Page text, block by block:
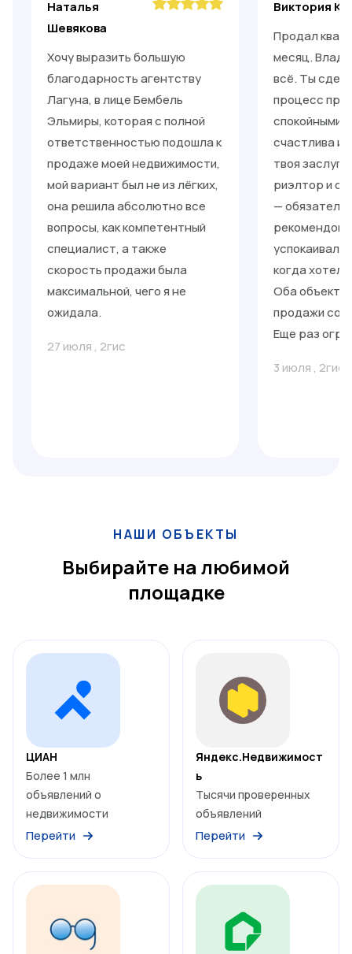
Наталья
Шевякова
Хочу выразить большую
благодарность агентству
Лагуна, в лице Бембель
Эльмиры, которая с полной
ответственностью подошла к
продаже моей недвижимости,
мой вариант был не из лёгких,
она решила абсолютно все
вопросы, как компетентный
специалист, а также
скорость продажи была
максимальной, чего я не
ожидала.
27 июля , 2гис
Виктория
Продал
месяц.
всё. Ты
процесс
спокойными.
счастлива и
твоя
риэлтор и
—
успокаивал,
когда
Оба объекта
продажи со
Еще раз
3 июля , 2гис
НАШИ ОБЪЕКТЫ
Выбирайте на любимой
площадке
ЦИАН
Более 1 млн
объявлений о
недвижимости
Перейти
Яндекс.Недвижимост
ь
Тысячи проверенных
объявлений
Перейти